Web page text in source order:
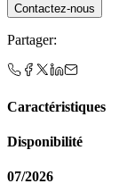
Contactez-nous
Partager:
Caractéristiques
Disponibilité
07/2026